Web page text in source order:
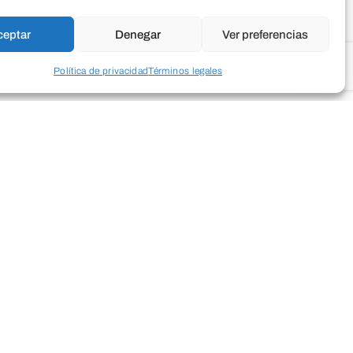
Denegar Ver preferencias
Política de privacidadTérminos legales